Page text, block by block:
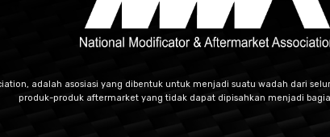
adalah asosiasi yang dibentuk untuk menjadi suatu wadah dari
produk-produk aftermarket yang tidak dapat dipisahkan menjadi